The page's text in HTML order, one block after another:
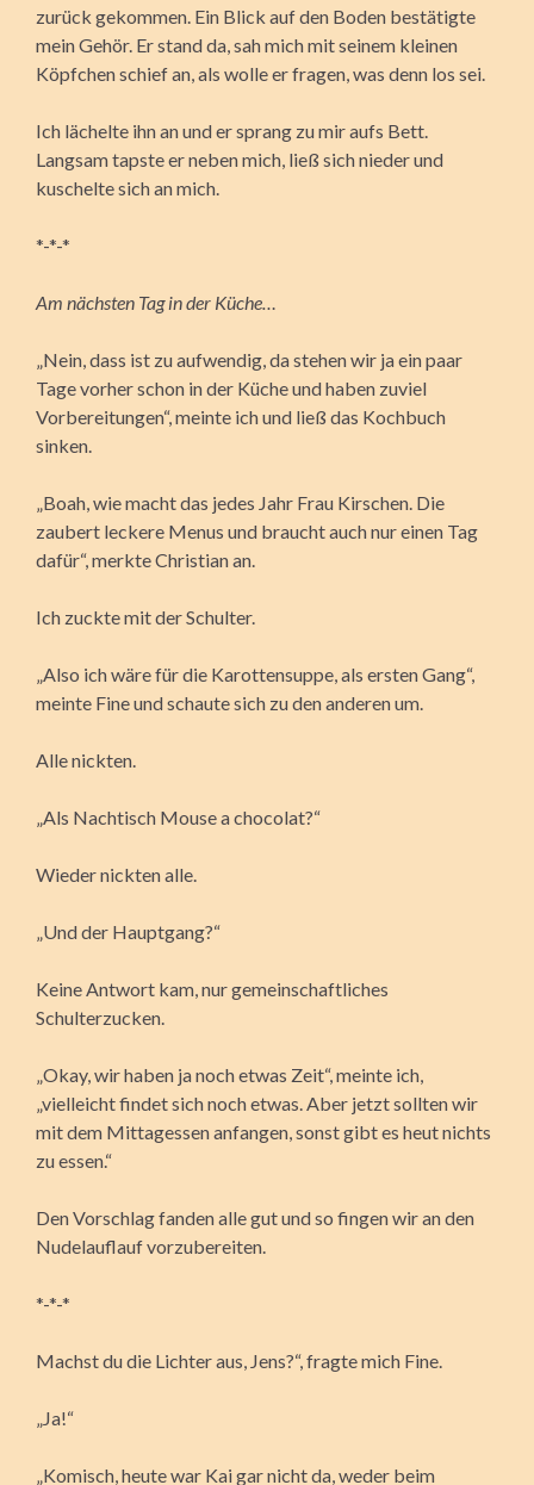
zurück gekommen. Ein Blick auf den Boden bestätigte
mein Gehör. Er stand da, sah mich mit seinem kleinen
Köpfchen schief an, als wolle er fragen, was denn los sei.
Ich lächelte ihn an und er sprang zu mir aufs Bett.
Langsam tapste er neben mich, ließ sich nieder und
kuschelte sich an mich.
*-*-*
Am nächsten Tag in der Küche…
„Nein, dass ist zu aufwendig, da stehen wir ja ein paar
Tage vorher schon in der Küche und haben zuviel
Vorbereitungen“, meinte ich und ließ das Kochbuch
sinken.
„Boah, wie macht das jedes Jahr Frau Kirschen. Die
zaubert leckere Menus und braucht auch nur einen Tag
dafür“, merkte Christian an.
Ich zuckte mit der Schulter.
„Also ich wäre für die Karottensuppe, als ersten Gang“,
meinte Fine und schaute sich zu den anderen um.
Alle nickten.
„Als Nachtisch Mouse a chocolat?“
Wieder nickten alle.
„Und der Hauptgang?“
Keine Antwort kam, nur gemeinschaftliches
Schulterzucken.
„Okay, wir haben ja noch etwas Zeit“, meinte ich,
„vielleicht findet sich noch etwas. Aber jetzt sollten wir
mit dem Mittagessen anfangen, sonst gibt es heut nichts
zu essen.“
Den Vorschlag fanden alle gut und so fingen wir an den
Nudelauflauf vorzubereiten.
*-*-*
Machst du die Lichter aus, Jens?“, fragte mich Fine.
„Ja!“
„Komisch, heute war Kai gar nicht da, weder beim